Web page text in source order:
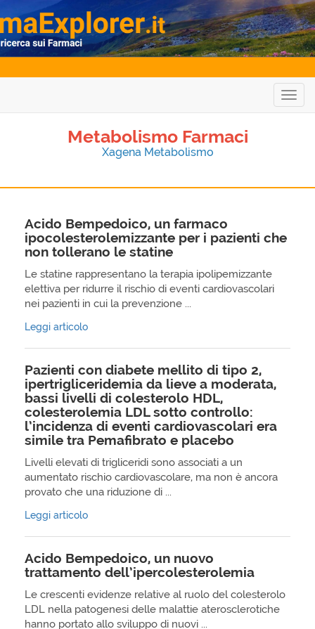
Metabolismo Farmaci
Xagena Metabolismo
Acido Bempedoico, un farmaco
ipocolesterolemizzante per i pazienti che
non tollerano le statine
Le statine rappresentano la terapia ipolipemizzante
elettiva per ridurre il rischio di eventi cardiovascolari
nei pazienti in cui la prevenzione ...
Leggi articolo
Pazienti con diabete mellito di tipo 2,
ipertrigliceridemia da lieve a moderata,
bassi livelli di colesterolo HDL,
colesterolemia LDL sotto controllo:
l’incidenza di eventi cardiovascolari era
simile tra Pemafibrato e placebo
Livelli elevati di trigliceridi sono associati a un
aumentato rischio cardiovascolare, ma non è ancora
provato che una riduzione di ...
Leggi articolo
Acido Bempedoico, un nuovo
trattamento dell’ipercolesterolemia
Le crescenti evidenze relative al ruolo del colesterolo
LDL nella patogenesi delle malattie aterosclerotiche
hanno portato allo sviluppo di nuovi ...